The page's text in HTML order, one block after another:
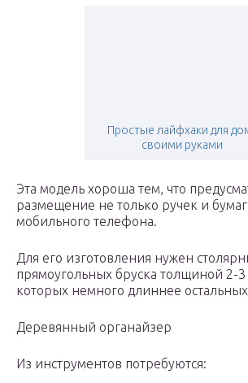
Простые лайфхаки для
своими руками
Эта модель хороша тем, что
размещение не только ручек и
мобильного телефона.
Для его изготовления нужен
прямоугольных бруска толщиной 2-
которых немного длиннее
Деревянный органайзер
Из инструментов потребуются: